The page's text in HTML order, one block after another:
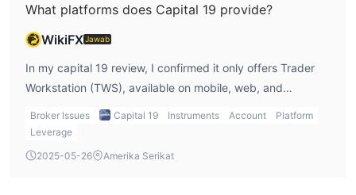
What platforms does Capital 19 provide?
WikiFXJawab
In my capital 19 review, I confirmed it only offers Trader
Workstation (TWS), available on mobile, web, and
desktop. From my use, the interface is intuitive, and it
works well for both beginners and experienced investors.
Broker Issues Capital 19 Instruments Account
Platform
Leverage
2025-05-26
Amerika Serikat